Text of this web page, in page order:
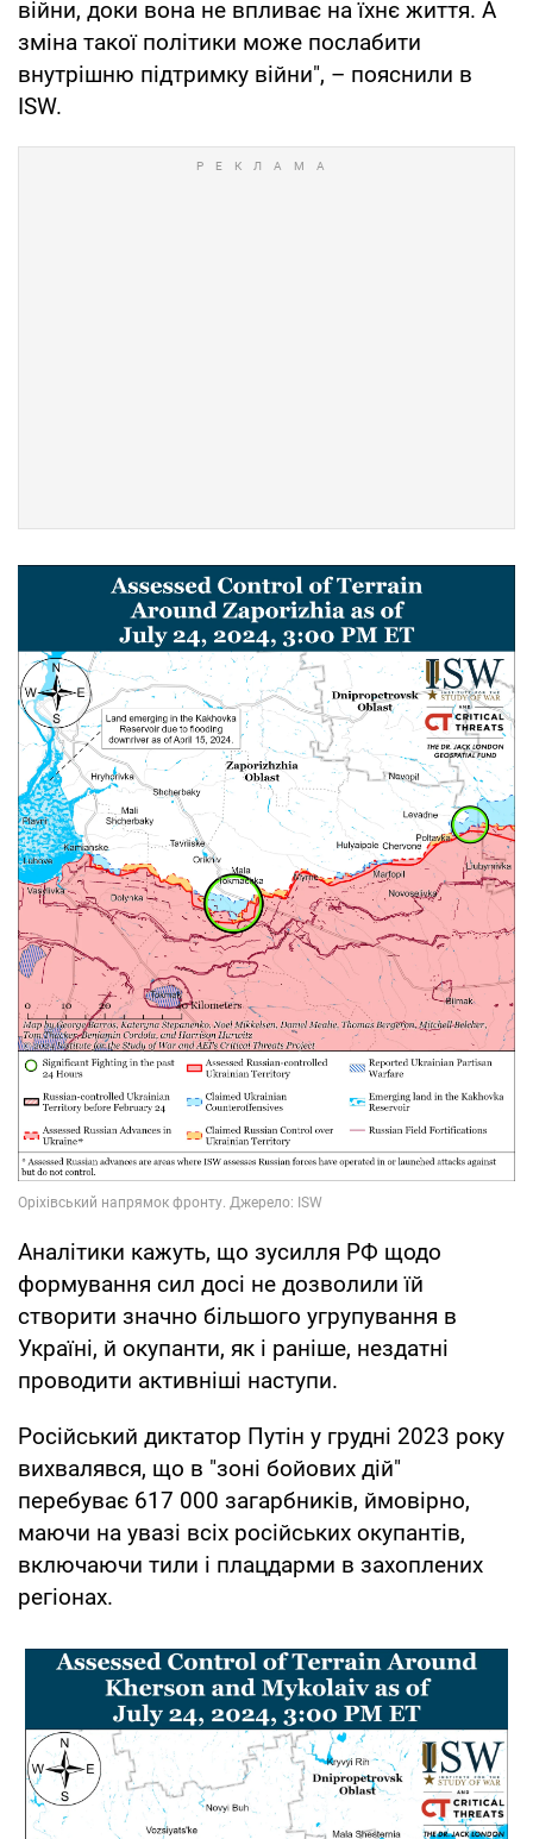
війни, доки вона не впливає на їхнє життя. А
зміна такої політики може послабити
внутрішню підтримку війни", – пояснили в
ISW.
Аналітики кажуть, що зусилля РФ щодо
формування сил досі не дозволили їй
створити значно більшого угрупування в
Україні, й окупанти, як і раніше, нездатні
проводити активніші наступи.
Російський диктатор Путін у грудні 2023 року
вихвалявся, що в "зоні бойових дій"
перебуває 617 000 загарбників, ймовірно,
маючи на увазі всіх російських окупантів,
включаючи тили і плацдарми в захоплених
регіонах.